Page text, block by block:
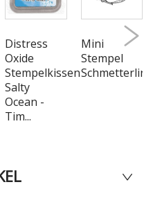
Distress
Oxide
Stempelkissen
Salty
Ocean -
Tim...
Mini
Stempel
Schmetterling